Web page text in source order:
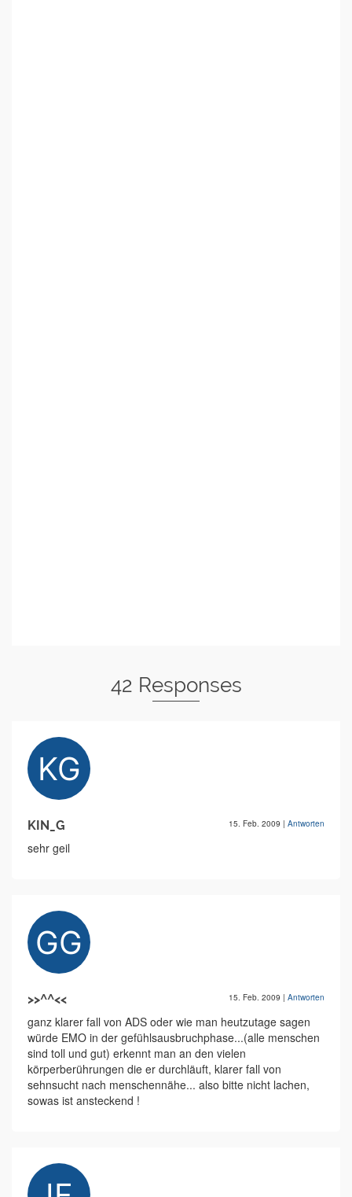
42 Responses
KIN_G 15. Feb. 2009 | Antworten
sehr geil
>>^^<< 15. Feb. 2009 | Antworten
ganz klarer fall von ADS oder wie man heutzutage sagen
würde EMO in der gefühlsausbruchphase...(alle menschen
sind toll und gut) erkennt man an den vielen
körperberührungen die er durchläuft, klarer fall von
sehnsucht nach menschennähe... also bitte nicht lachen,
sowas ist ansteckend !